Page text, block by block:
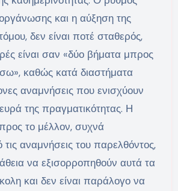
και η αύξηση της
δεν είναι ποτέ σταθερός,
είναι σαν «δύο βήματα μπρος
καθώς κατά διαστήματα
αναμνήσεις που ενισχύουν
της πραγματικότητας. Η
το μέλλον, συχνά
τις αναμνήσεις του παρελθόντος,
να εξισορροπηθούν αυτά τα
και δεν είναι παράλογο να